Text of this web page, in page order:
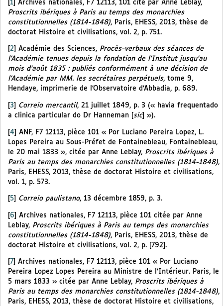
1
Archives nationales, F7 12113, 101 cité par Anne Leblay,
Proscrits ibériques à Paris au temps des monarchies
constitutionnelles (1814-1848), Paris, EHESS, 2013, thèse de
doctorat Histoire et civilisations, vol. 2, p. 751.
2 Académie des Sciences, Procès-verbaux des séances de
l’Académie tenues depuis la fondation de l’Institut jusqu’au
mois d’août 1835 : publiés conformément à une décision de
l’Académie par MM. les secrétaires perpétuels, tome 9,
Hendaye, imprimerie de l’Observatoire d’Abbadia, p. 689.
3 Correio mercantil, 21 juillet 1849, p. 3 (« havia frequentado
a clinica particular do Dr Hanneman [ sic] »).
[4] ANF, F7 12113, pièce 101 « Por Luciano Pereira Lopez, L.
Lopes Pereira au Sous-Préfet de Fontainebleau, Fontainebleau,
le 20 mai 1833 », citée par Anne Leblay, Proscrits ibériques à
Paris au temps des monarchies constitutionnelles (1814-1848),
Paris, EHESS, 2013, thèse de doctorat Histoire et civilisations,
vol. 1, p. 573.
5 Correio paulistano, 13 décembre 1859, p. 3.
[6] Archives nationales, F7 12113, pièce 101 citée par Anne
Leblay, Proscrits ibériques à Paris au temps des monarchies
constitutionnelles (1814-1848), Paris, EHESS, 2013, thèse de
doctorat Histoire et civilisations, vol. 2, p. [792].
7
Archives nationales, F7 12113, pièce 101 « Por Luciano
Pereira Lopez Lopes Pereira au Ministre de l’Intérieur. Paris, le
5 mars 1833 » citée par Anne Leblay, Proscrits ibériques à
Paris au temps des monarchies constitutionnelles (1814-1848),
Paris, EHESS, 2013, thèse de doctorat Histoire et civilisations,